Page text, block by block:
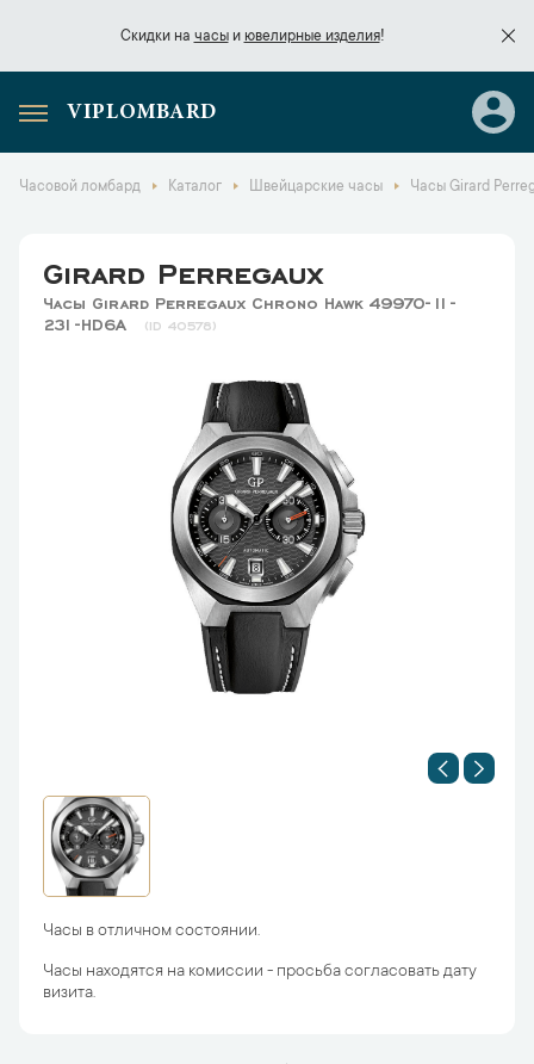
Скидки на часыи ювелирные изделия!
Скидки начасы
VIPLOMBARD
Часовой ломбард Каталог Швейцарские часы Часы Girard
Girard Perregaux
Часы Girard Perregaux Chrono Hawk 49970-11-
231-HD6A
40578
Часы в отличном состоянии.
Часы находятся на комиссии - просьба согласовать дату
визита.